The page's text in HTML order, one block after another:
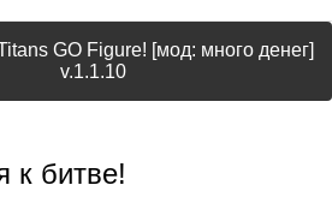
GO Figure! [мод: много денег]
v.1.1.10
к битве!